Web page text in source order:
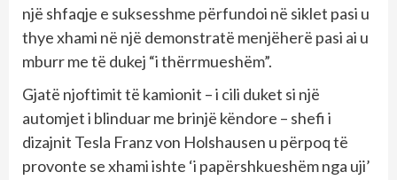
një shfaqje e suksesshme përfundoi në siklet pasi u
thye xhami në një demonstratë menjëherë pasi ai u
mburr me të dukej “i thërrmueshëm”.
Gjatë njoftimit të kamionit – i cili duket si një
automjet i blinduar me brinjë këndore – shefi i
dizajnit Tesla Franz von Holshausen u përpoq të
provonte se xhami ishte ‘i papërshkueshëm nga uji’